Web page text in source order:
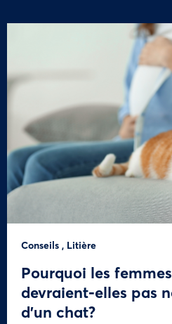
Conseils , Litière
Pourquoi les
devraient-elles pas
d’un chat?